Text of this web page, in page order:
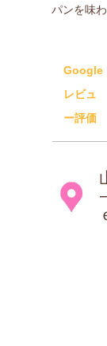
パンを味
Google
レビュ
ー評価